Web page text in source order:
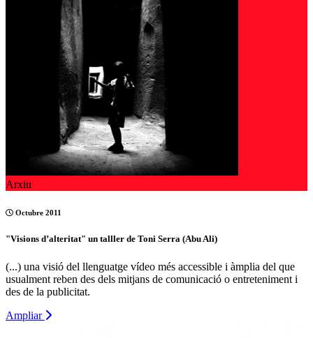
Arxiu
Octubre 2011
"Visions d’alteritat" un talller de Toni Serra (Abu Ali)
(...) una visió del llenguatge vídeo més accessible i àmplia del que
usualment reben des dels mitjans de comunicació o entreteniment i
des de la publicitat.
Ampliar